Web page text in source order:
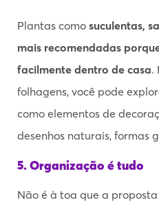
Plantas como suculentas,
mais recomendadas
facilmente dentro de casa.
folhagens, você pode
como elementos de
desenhos naturais, formas
5. Organização é tudo
Não é à toa que a